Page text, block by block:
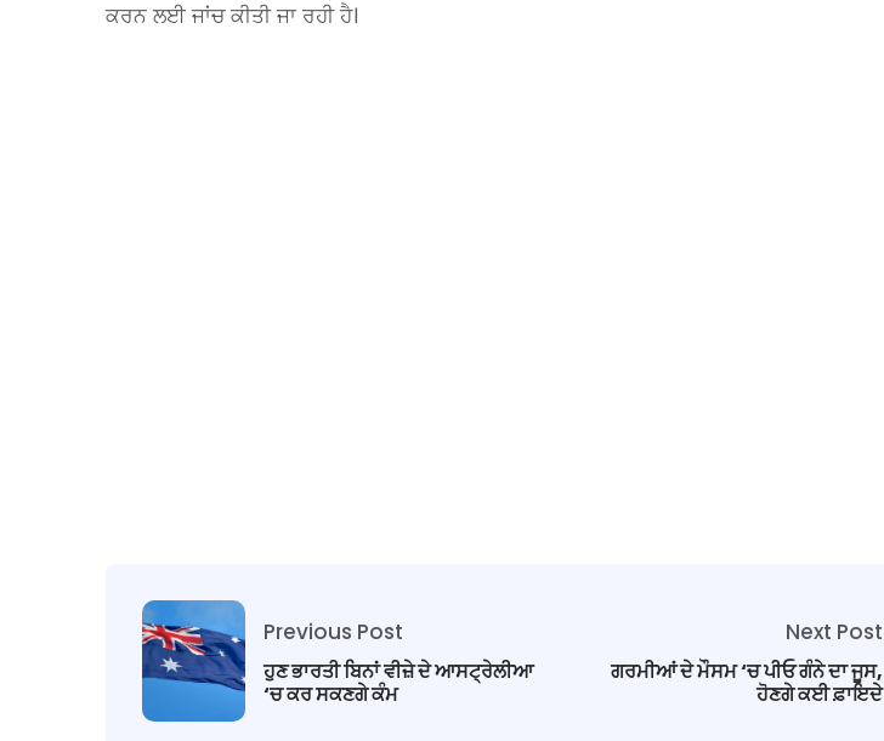
ਕਰਨ ਲਈ ਜਾਂਚ ਕੀਤੀ ਜਾ ਰਹੀ ਹੈ।
Previous Post
ਹੁਣ ਭਾਰਤੀ ਬਿਨਾਂ ਵੀਜ਼ੇ ਦੇ ਆਸਟ੍ਰੇਲੀਆ
‘ਚ ਕਰ ਸਕਣਗੇ ਕੰਮ
Next Post
ਗਰਮੀਆਂ ਦੇ ਮੌਸਮ ‘ਚ ਪੀਓ ਗੰਨੇ ਦਾ ਜੂਸ,
ਹੋਣਗੇ ਕਈ ਫ਼ਾਇਦੇ